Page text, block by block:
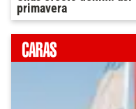
primavera